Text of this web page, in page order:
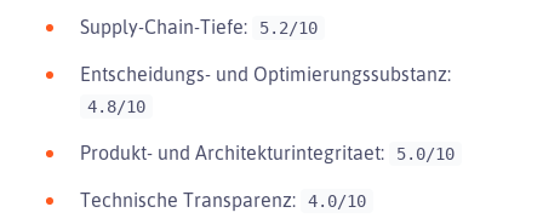
Supply-Chain-Tiefe: 5.2/10
Entscheidungs- und Optimierungssubstanz:
4.8/10
Produkt- und Architekturintegritaet: 5.0/10
Technische Transparenz: 4.0/10